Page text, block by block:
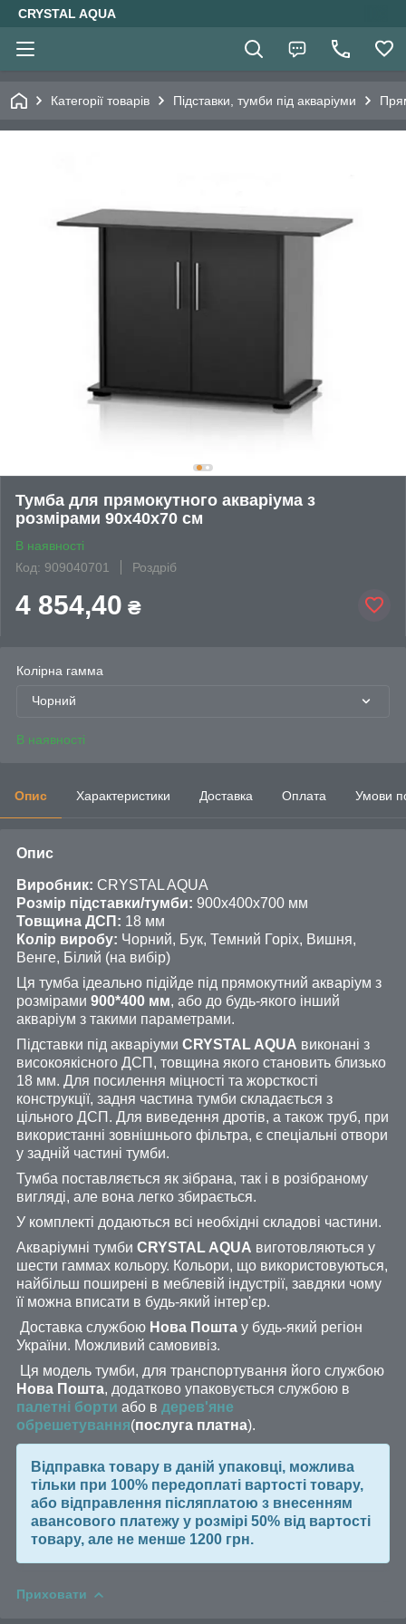
CRYSTAL AQUA
Категорії товарів Підставки, тумби під акваріуми
Тумба для прямокутного акваріума з
розмірами 90х40х70 см
В наявності
Код: 909040701
Роздріб
4 854,40 ₴
Колірна гамма
Чорний
В наявності
Опис Характеристики Доставка Оплата Умови
Опис
Виробник: CRYSTAL AQUA
Розмір підставки/тумби: 900х400х700 мм
Товщина ДСП: 18 мм
Колір виробу: Чорний, Бук, Темний Горіх, Вишня,
Венге, Білий (на вибір)
Ця тумба ідеально підійде під прямокутний акваріум з
розмірами 900*400 мм, або до будь-якого інший
акваріум з такими параметрами.
Підставки під акваріуми CRYSTAL AQUA виконані з
високоякісного ДСП, товщина якого становить близько
18 мм. Для посилення міцності та жорсткості
конструкції, задня частина тумби складається з
цільного ДСП. Для виведення дротів, а також труб, при
використанні зовнішнього фільтра, є спеціальні отвори
у задній частині тумби.
Тумба поставляється як зібрана, так і в розібраному
вигляді, але вона легко збирається.
У комплекті додаються всі необхідні складові частини.
Акваріумні тумби CRYSTAL AQUA виготовляються у
шести гаммах кольору. Кольори, що використовуються,
найбільш поширені в меблевій індустрії, завдяки чому
її можна вписати в будь-який інтер'єр.
Доставка службою Нова Пошта у будь-який регіон
України. Можливий самовивіз.
Ця модель тумби, для транспортування його службою
Нова Пошта, додатково упаковується службою в
палетні борти або в дерев'яне
обрешетування(послуга платна).
Відправка товару в даній упаковці, можлива
тільки при 100% передоплаті вартості товару,
або відправлення післяплатою з внесенням
авансового платежу у розмірі 50% від вартості
товару, але не менше 1200 грн.
Приховати